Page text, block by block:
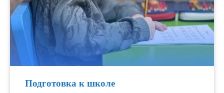
Подготовка к школе
5+
лет работы